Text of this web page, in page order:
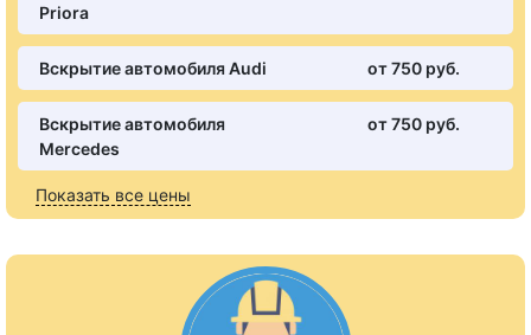
Priora
Вскрытие автомобиля Audi от 750 pуб.
Вскрытие автомобиля
Mercedes
от 750 pуб.
Показать все цены